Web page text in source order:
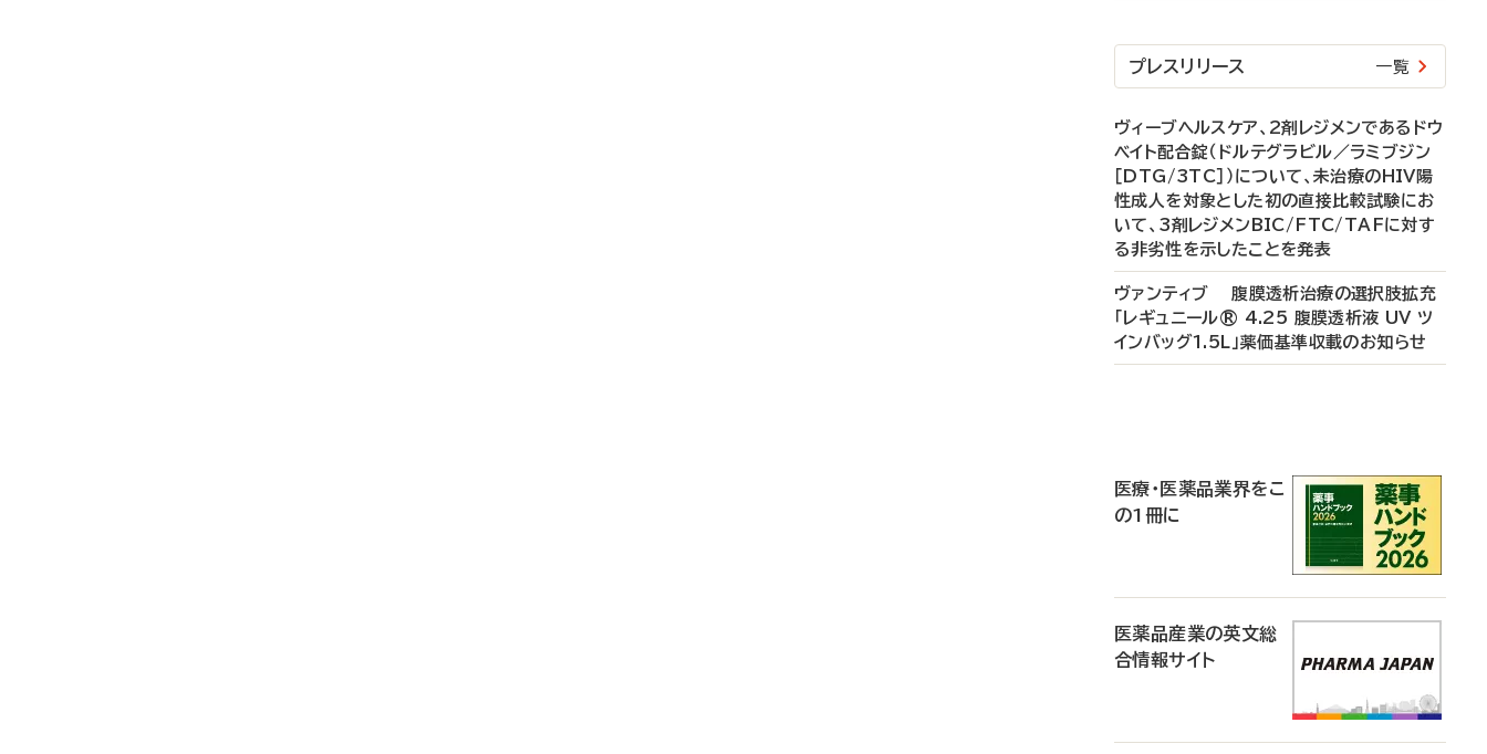
プレスリリース 一覧
ヴィーブヘルスケア、2剤レジメンであるドウ
ベイト配合錠（ドルテグラビル／ラミブジン
［DTG/3TC］）について、未治療のHIV陽
性成人を対象とした初の直接比較試験にお
いて、3剤レジメンBIC/FTC/TAFに対す
る非劣性を示したことを発表
ヴァンティブ 腹膜透析治療の選択肢拡充
「レギュニール® 4.25 腹膜透析液 UV ツ
インバッグ1.5L」薬価基準収載のお知らせ
医療・医薬品業界をこ
の1冊に
医薬品産業の英文総
合情報サイト